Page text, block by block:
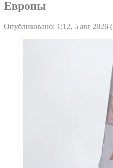
Европы
Опубликовано: 1:12, 5 авг 2026